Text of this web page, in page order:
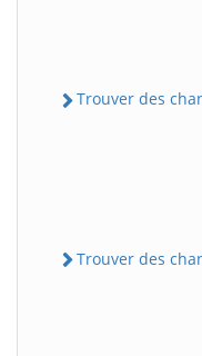
Trouver des
Trouver des